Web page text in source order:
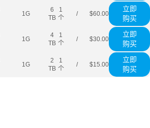
1G
6
TB
1
个
/ $60.00
立即
购买
1G
4
TB
1
个
/ $30.00
立即
购买
1G
2
TB
1
个
/ $15.00
立即
购买